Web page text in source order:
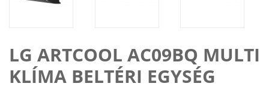
LG ARTCOOL AC09BQ MULTI
KLÍMA BELTÉRI EGYSÉG